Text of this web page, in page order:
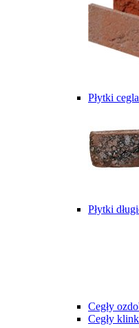
Płytki
Płytki
Cegły
Cegły